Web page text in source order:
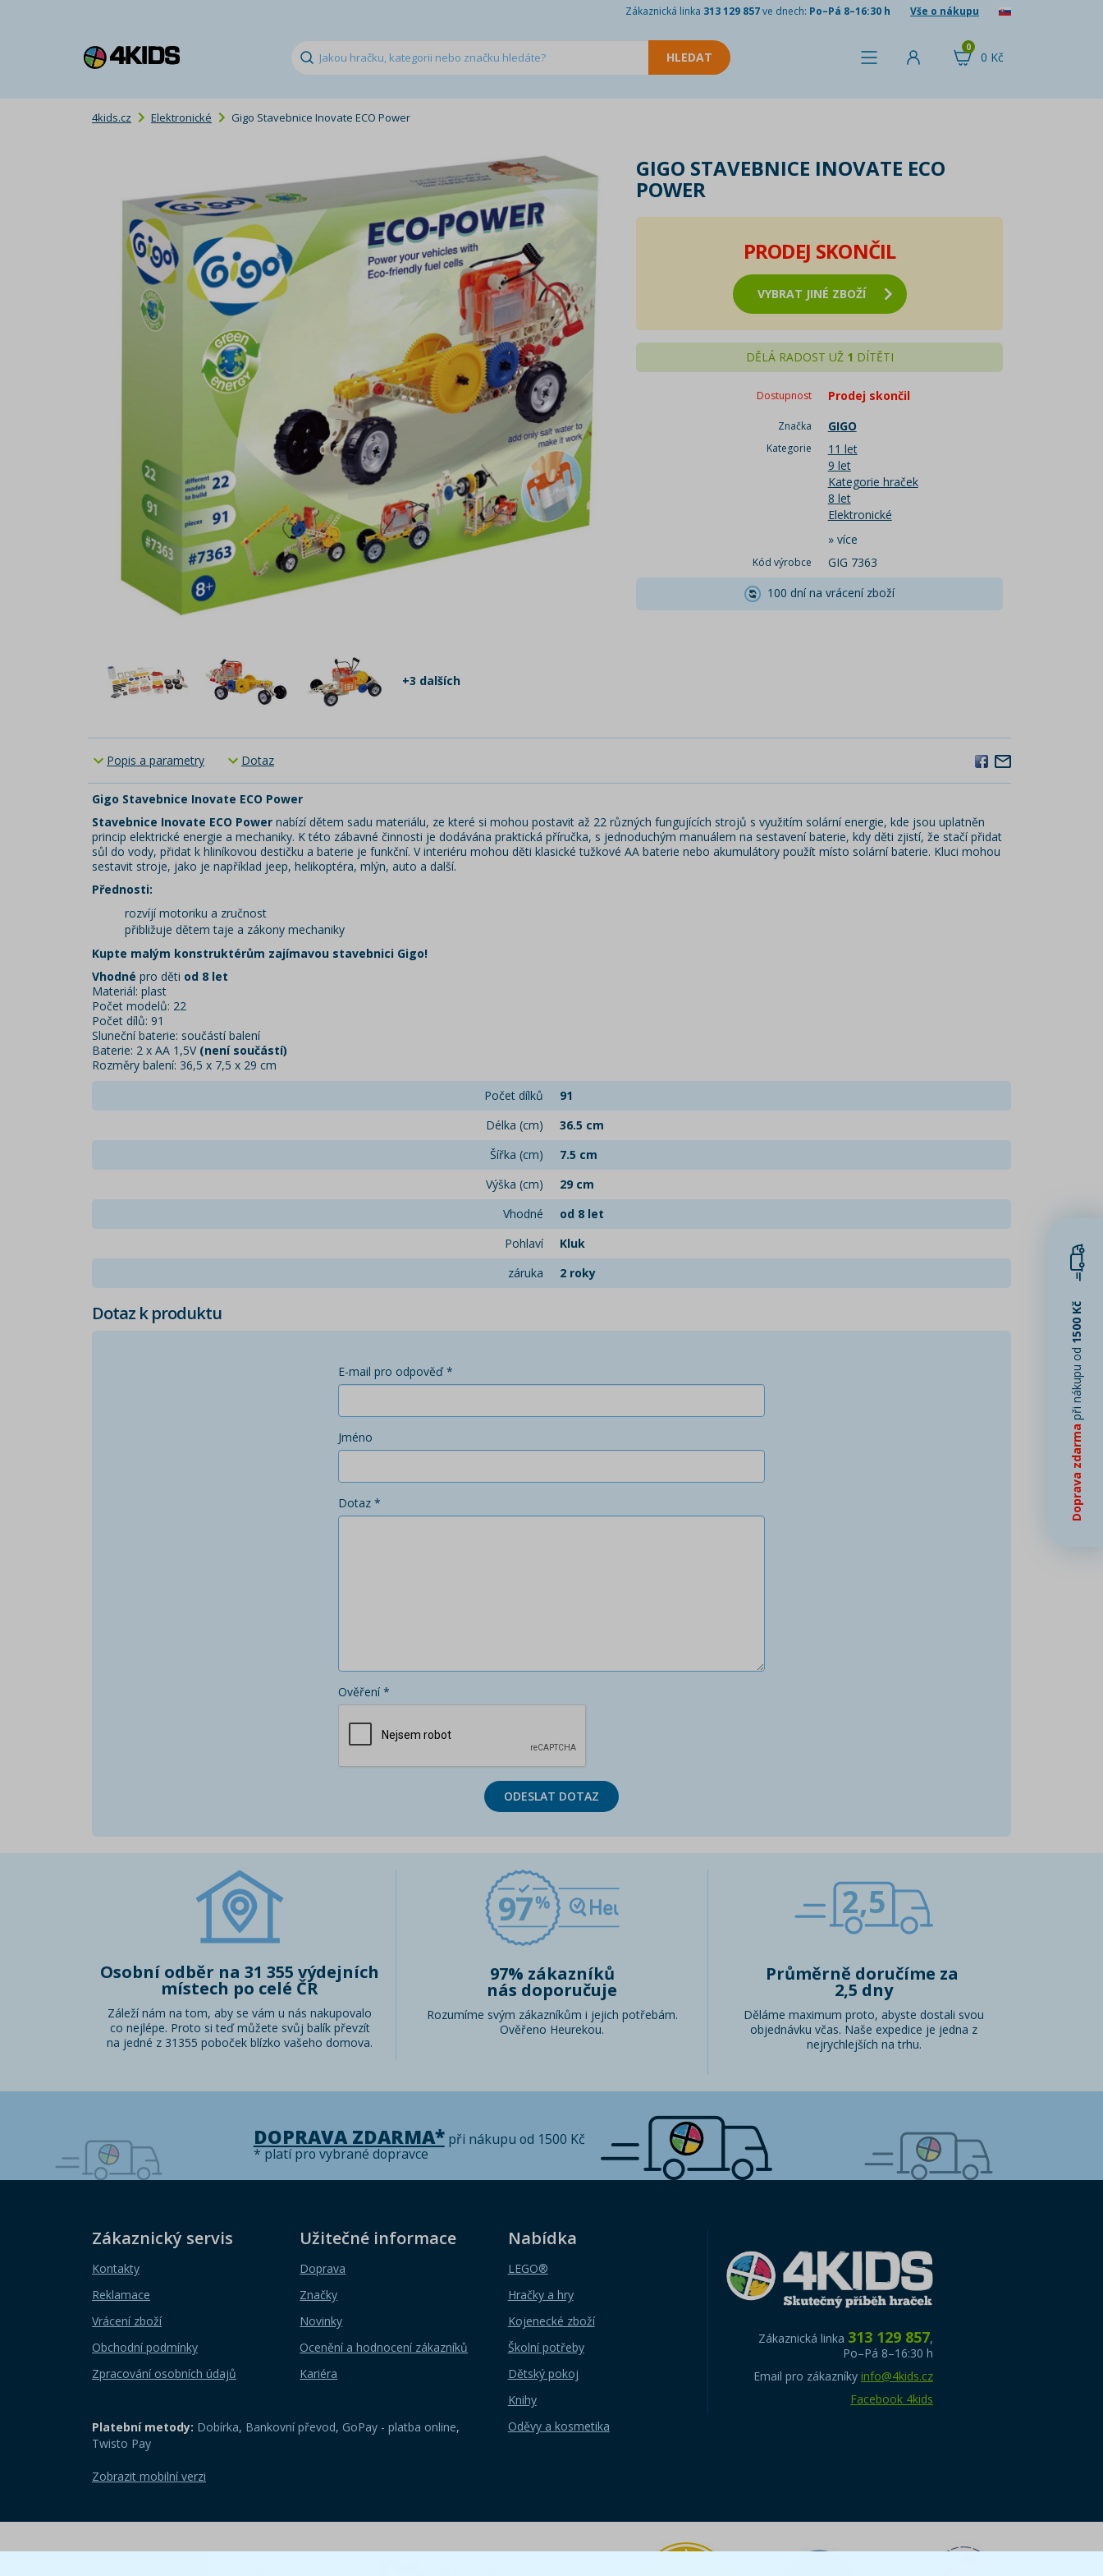
Zákaznická linka 313 129 857ve dnech: Po–Pá 8–16:30 h Vše o nákupu
0 Kč
0
4kids.cz Elektronické Gigo Stavebnice Inovate ECO Power
+3 dalších
GIGO STAVEBNICE INOVATE ECO
POWER
PRODEJ SKONČIL
VYBRAT JINÉ ZBOŽÍ
DĚLÁ RADOST UŽ 1 DÍTĚTI
Dostupnost Prodej skončil
Značka GIGO
Kategorie
11 let
9 let
Kategorie hraček
8 let
Elektronické
» více
Kód výrobce
GIG 7363
100 dní na vrácení zboží
Popis a parametry Dotaz
Gigo Stavebnice Inovate ECO Power
Stavebnice Inovate ECO Power nabízí dětem sadu materiálu, ze které si mohou postavit až 22 různých fungujících strojů s využitím solární energie, kde jsou uplatněn
princip elektrické energie a mechaniky. K této zábavné činnosti je dodávána praktická příručka, s jednoduchým manuálem na sestavení baterie, kdy děti zjistí, že stačí přidat
sůl do vody, přidat k hliníkovou destičku a baterie je funkční. V interiéru mohou děti klasické tužkové AA baterie nebo akumulátory použít místo solární baterie. Kluci mohou
sestavit stroje, jako je například jeep, helikoptéra, mlýn, auto a další.
Přednosti:
rozvíjí motoriku a zručnost
přibližuje dětem taje a zákony mechaniky
Kupte malým konstruktérům zajímavou stavebnici Gigo!
Vhodné pro děti od 8 let
Materiál: plast
Počet modelů: 22
Počet dílů: 91
Sluneční baterie: součástí balení
Baterie: 2 x AA 1,5V (není součástí)
Rozměry balení: 36,5 x 7,5 x 29 cm
Počet dílků
91
Délka (cm)
36.5 cm
Šířka (cm)
7.5 cm
Výška (cm)
29 cm
Vhodné
od 8 let
Pohlaví
Kluk
záruka
2 roky
Dotaz k produktu
E-mail pro odpověď *
Jméno
Dotaz *
Ověření *
ODESLAT DOTAZ
Osobní odběr na 31 355 výdejních
místech po celé ČR
Záleží nám na tom, aby se vám u nás nakupovalo
co nejlépe. Proto si teď můžete svůj balík převzít
na jedné z 31355 poboček blízko vašeho domova.
97
97% zákazníků
nás doporučuje
Rozumíme svým zákazníkům i jejich potřebám.
Ověřeno Heurekou.
2,5
Průměrně doručíme za
2,5 dny
Děláme maximum proto, abyste dostali svou
objednávku včas. Naše expedice je jedna z
nejrychlejších na trhu.
DOPRAVA ZDARMA*při nákupu od 1500 Kč
* platí pro vybrané dopravce
Zákaznický servis
Kontakty
Reklamace
Vrácení zboží
Obchodní podmínky
Zpracování osobních údajů
Užitečné informace
Doprava
Značky
Novinky
Ocenění a hodnocení zákazníků
Kariéra
Nabídka
LEGO®
Hračky a hry
Kojenecké zboží
Školní potřeby
Dětský pokoj
Knihy
Oděvy a kosmetika
Platební metody: Dobírka, Bankovní převod, GoPay - platba online,
Twisto Pay
Zobrazit mobilní verzi
Zákaznická linka 313 129 857,
Po–Pá 8–16:30 h
Email pro zákazníky info@4kids.cz
Facebook 4kids
Doprava zdarma
při nákupu od
1500 Kč